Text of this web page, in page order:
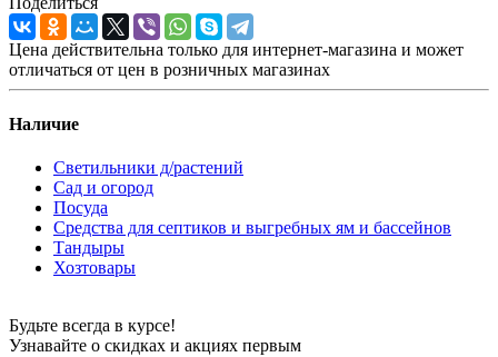
Цена действительна только для интернет-магазина и может
отличаться от цен в розничных магазинах
Наличие
Светильники д/растений
Сад и огород
Посуда
Средства для септиков и выгребных ям и бассейнов
Тандыры
Хозтовары
Будьте всегда в курсе!
Узнавайте о скидках и акциях первым